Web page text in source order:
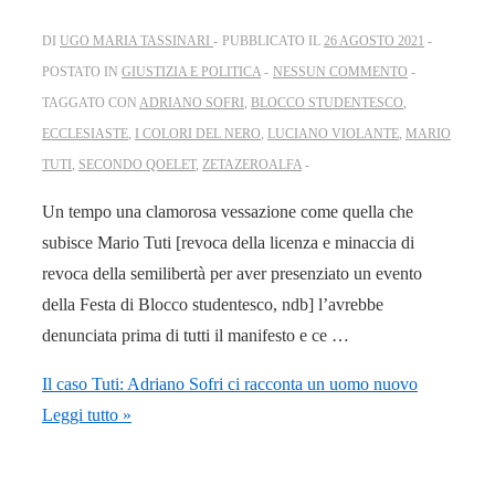
DI UGO MARIA TASSINARI PUBBLICATO IL 26 AGOSTO 2021
POSTATO IN GIUSTIZIA E POLITICA
NESSUN COMMENTO
TAGGATO CON ADRIANO SOFRI , BLOCCO STUDENTESCO,
ECCLESIASTE, I COLORI DEL NERO, LUCIANO VIOLANTE, MARIO
TUTI , SECONDO QOELET, ZETAZEROALFA
Un tempo una clamorosa vessazione come quella che
subisce Mario Tuti [revoca della licenza e minaccia di
revoca della semilibertà per aver presenziato un evento
della Festa di Blocco studentesco, ndb] l’avrebbe
denunciata prima di tutti il manifesto e ce …
Il caso Tuti: Adriano Sofri ci racconta un uomo nuovo
Leggi tutto »